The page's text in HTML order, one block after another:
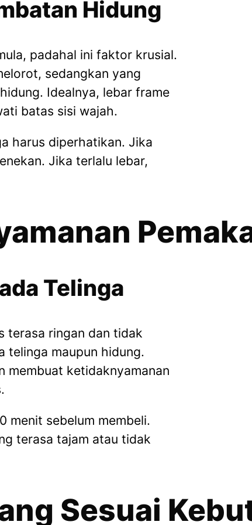
Hidung
padahal ini faktor krusial.
sedangkan yang
Idealnya, lebar frame
batas sisi wajah.
harus diperhatikan. Jika
Jika terlalu lebar,
Telinga
terasa ringan dan tidak
telinga maupun hidung.
membuat ketidaknyamanan
menit sebelum membeli.
terasa tajam atau tidak
Sesuai